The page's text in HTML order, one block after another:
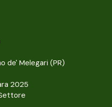
de' Melegari (PR)
2025